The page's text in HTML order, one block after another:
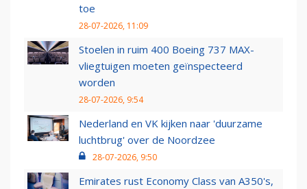
toe
28-07-2026, 11:09
Stoelen in ruim 400 Boeing 737 MAX-
vliegtuigen moeten geïnspecteerd
worden
28-07-2026, 9:54
Nederland en VK kijken naar 'duurzame
luchtbrug' over de Noordzee
28-07-2026, 9:50
Emirates rust Economy Class van A350's,